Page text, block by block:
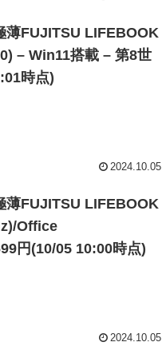
薄FUJITSU LIFEBOOK
– Win11搭載 – 第8世
時点)
2024.10.05
薄FUJITSU LIFEBOOK
Office
円(10/05 10:00時点)
2024.10.05